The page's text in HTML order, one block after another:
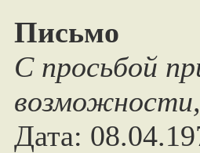
Письмо
С просьбой
Дата: